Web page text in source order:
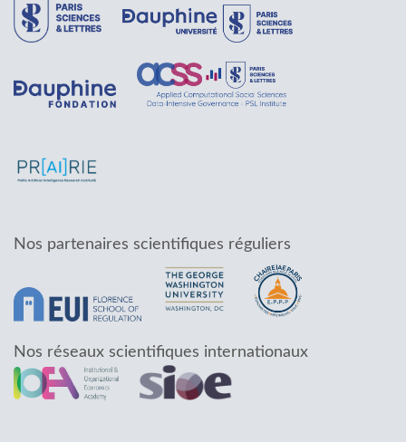
Nos partenaires scientifiques réguliers
Nos réseaux scientifiques internationaux